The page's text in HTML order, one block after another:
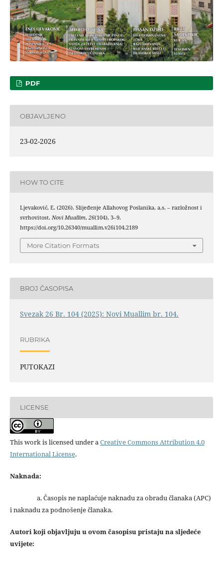
PDF
OBJAVLJENO
23-02-2026
HOW TO CITE
Ljevaković, E. (2026). Slijeđenje Allahovog Poslanika, a.s. – razložnost i
svrhovitost. Novi Muallim, 26(104), 3–9.
https://doi.org/10.26340/muallim.v26i104.2189
More Citation Formats
BROJ ČASOPISA
Svezak 26 Br. 104 (2025): Novi Muallim br. 104.
RUBRIKA
PUTOKAZI
LICENSE
This work is licensed under aCreative Commons Attribution 4.0
International License.
Naknada:
a. Časopis ne naplaćuje naknadu za obradu članaka (APC)
i naknadu za podnošenje članaka.
Autori koji objavljuju u ovom časopisu pristaju na sljedeće
uvijete: